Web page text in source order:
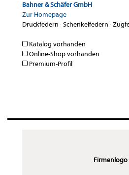
Bahner & Schäfer GmbH
Zur Homepage
Druckfedern ·Schenkelfedern ·
Katalog vorhanden
Online-Shop vorhanden
Premium-Profil
Firmenlogo